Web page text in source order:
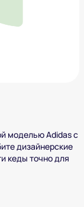
моделью Adidas с
дизайнерские
кеды точно для